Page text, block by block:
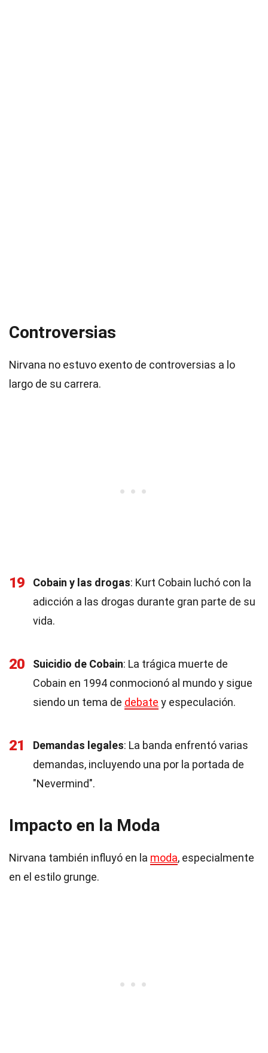
Controversias
Nirvana no estuvo exento de controversias a lo
largo de su carrera.
19 Cobain y las drogas: Kurt Cobain luchó con la
adicción a las drogas durante gran parte de su
vida.
20 Suicidio de Cobain: La trágica muerte de
Cobain en 1994 conmocionó al mundo y sigue
siendo un tema de debate y especulación.
21 Demandas legales: La banda enfrentó varias
demandas, incluyendo una por la portada de
"Nevermind".
Impacto en la Moda
Nirvana también influyó en la moda, especialmente
en el estilo grunge.